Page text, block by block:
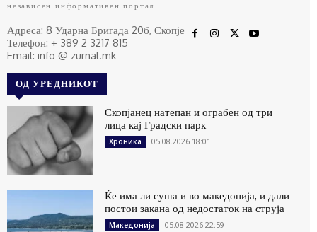
независен информативен портал
Адреса: 8 Ударна Бригада 20б, Скопје
Телефон: + 389 2 3217 815
Email: info @ zurnal.mk
ОД УРЕДНИКОТ
Скопјанец натепан и ограбен од три
лица кај Градски парк
Хроника 05.08.2026 18:01
Ќе има ли суша и во македонија, и дали
постои закана од недостаток на струја
Македонија 05.08.2026 22:59